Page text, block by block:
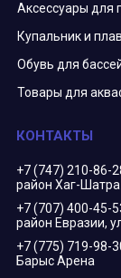
Аксессуары для
Купальник и
Обувь для
Товары для
+7 (747) 210-86-
район Хаг-
+7 (707) 400-45-
район Евразии,
+7 (775) 719-98-
Барыс Арена